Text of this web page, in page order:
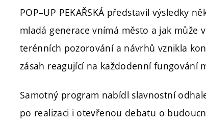
POP–UP PEKAŘSKÁ představil výsledky
mladá generace vnímá město a jak může
terénních pozorování a návrhů vznikla
zásah reagující na každodenní fungování
Samotný program nabídl slavnostní
po realizaci i otevřenou debatu o